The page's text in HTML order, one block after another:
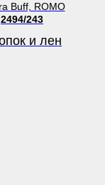
Buff, ROMO
2494/243
и лен